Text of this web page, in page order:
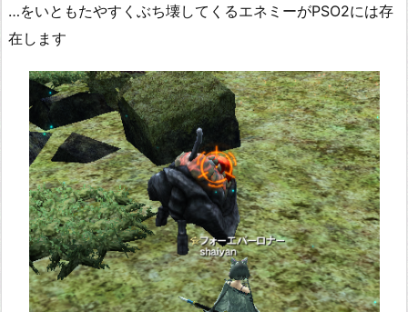
…をいともたやすくぶち壊してくるエネミーがPSO2には存
在します